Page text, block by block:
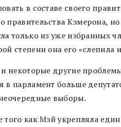
в составе своего
правительства Кэмерона,
только из уже избранных
степени она его «слепила
и некоторые другие
в парламент больше
выборы.
того как Мэй укрепляла